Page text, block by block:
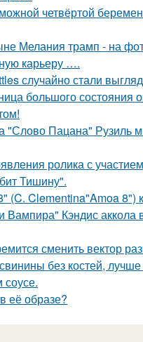
четвёртой
Мелания трамп - на
карьеру ….
случайно стали
большого состояния
"Слово Пацана" Рузиль
ролика с
Тишину".
(C. Clementina"Amoa 8")
Вампира" Кэндис
сменить вектор
без костей,
соусе.
её образе?